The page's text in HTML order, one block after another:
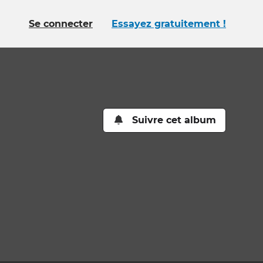
Se connecter Essayez gratuitement !
Suivre cet album